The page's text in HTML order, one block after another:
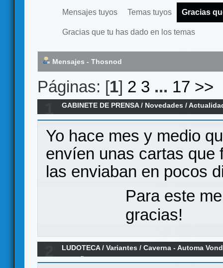
Mensajes tuyos Temas tuyos Gracias
Gracias que tu has dado en los temas
Mensajes - Thosnod
Páginas: [1] 2 3 ... 17 >>
GABINETE DE PRENSA/ Novedades /
Games
Yo hace mes y medio
envíen unas cartas que
las enviaban en pocos
Para este
gracias!
LUDOTECA/Variantes /Caverna - Automa
ESPAÑOL (Variante)